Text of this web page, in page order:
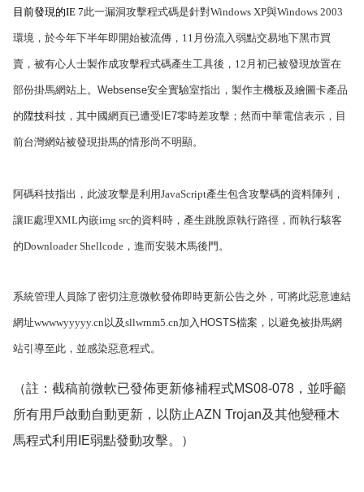
目前發現的IE 7此一漏洞攻擊程式碼是針對Windows XP與Windows 2003
環境，於今年下半年即開始被流傳， 11 月份流入弱點交易地下黑市買
賣，被有心人士製作成攻擊程式碼產生工具後， 12 月初已被發現放置在
部份掛馬網站上。 Websense安全實驗室指出，製作主機板及繪圖卡產品
的陞技科技，其中國網頁已遭受 IE7零時差攻擊；然而中華電信表示，目
前台灣網站被發現掛馬的情形尚不明顯。
阿碼科技指出，此波攻擊是利用JavaScript產生包含攻擊碼的資料陣列，
讓IE處理XML內嵌img src的資料時，產生跳脫原執行路徑，而執行駭客
的Downloader Shellcode，進而安裝木馬後門。
系統管理人員除了密切注意微軟發佈即時更新公告之外，可將此惡意連結
網址wwwwyyyyy.cn 以及sllwrnm5.cn加入 HOSTS檔案，以避免被掛馬網
站引導至此，並感染惡意程式。
（註：截稿前微軟已發佈更新修補程式MS08-078，並呼籲
所有用戶啟動自動更新，以防止AZN Trojan及其他變種木
馬程式利用 IE弱點發動攻擊。）